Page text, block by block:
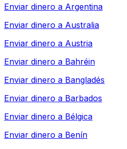
Enviar dinero a Argentina
Enviar dinero a Australia
Enviar dinero a Austria
Enviar dinero a Bahréin
Enviar dinero a Bangladés
Enviar dinero a Barbados
Enviar dinero a Bélgica
Enviar dinero a Benín